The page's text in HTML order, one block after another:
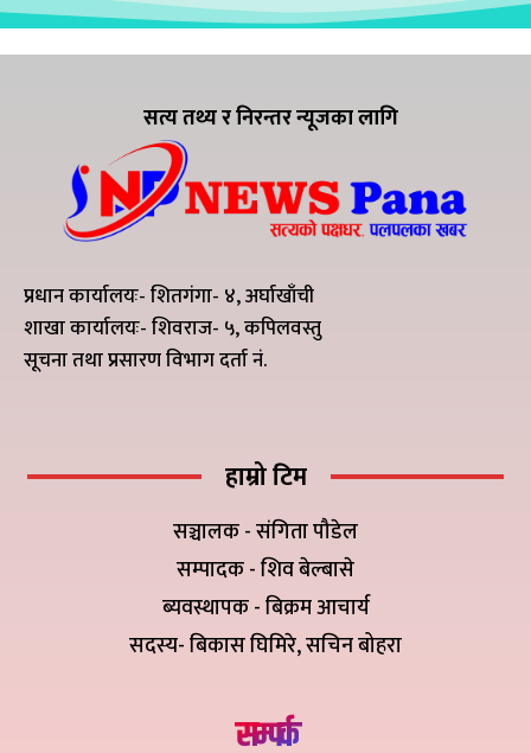
सत्य तथ्य र निरन्तर न्यूजका लागि
प्रधान कार्यालयः- शितगंगा- ४, अर्घाखाँची
शाखा कार्यालयः- शिवराज- ५, कपिलवस्तु
सूचना तथा प्रसारण विभाग दर्ता नं.
हाम्रो टिम
सञ्चालक - संगिता पौडेल
सम्पादक - शिव बेल्बासे
ब्यवस्थापक - बिक्रम आचार्य
सदस्य- बिकास घिमिरे, सचिन बोहरा
सम्पर्क